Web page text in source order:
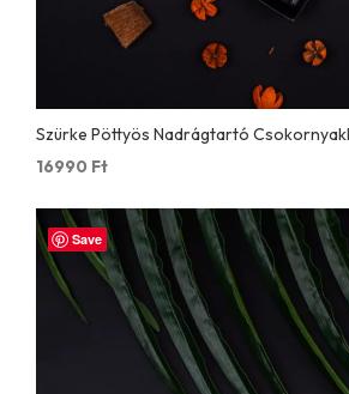
Szürke Pöttyös Nadrágtartó
16990 Ft
Save